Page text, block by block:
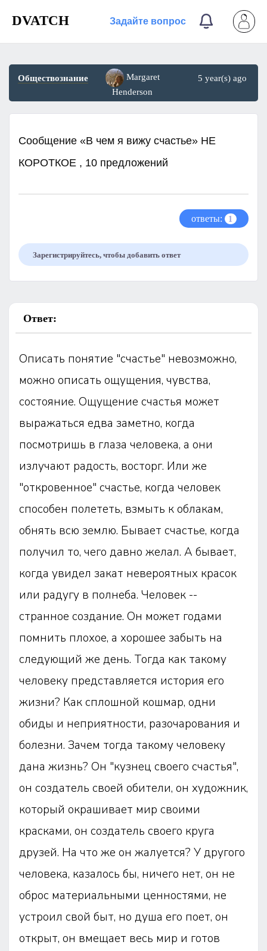
DVATCH Задайте вопрос
Обществознание
Margaret
Henderson
5 year(s) ago
Сообщение «В чем я вижу счастье» НЕ
КОРОТКОЕ , 10 предложений
ответы: 1
Зарегистрируйтесь, чтобы добавить ответ
Ответ:
Описать понятие "счастье" невозможно,
можно описать ощущения, чувства,
состояние. Ощущение счастья может
выражаться едва заметно, когда
посмотришь в глаза человека, а они
излучают радость, восторг. Или же
"откровенное" счастье, когда человек
способен полететь, взмыть к облакам,
обнять всю землю. Бывает счастье, когда
получил то, чего давно желал. А бывает,
когда увидел закат невероятных красок
или радугу в полнеба. Человек --
странное создание. Он может годами
помнить плохое, а хорошее забыть на
следующий же день. Тогда как такому
человеку представляется история его
жизни? Как сплошной кошмар, одни
обиды и неприятности, разочарования и
болезни. Зачем тогда такому человеку
дана жизнь? Он "кузнец своего счастья",
он создатель своей обители, он художник,
который окрашивает мир своими
красками, он создатель своего круга
друзей. На что же он жалуется? У другого
человека, казалось бы, ничего нет, он не
оброс материальными ценностями, не
устроил свой быт, но душа его поет, он
открыт, он вмещает весь мир и готов